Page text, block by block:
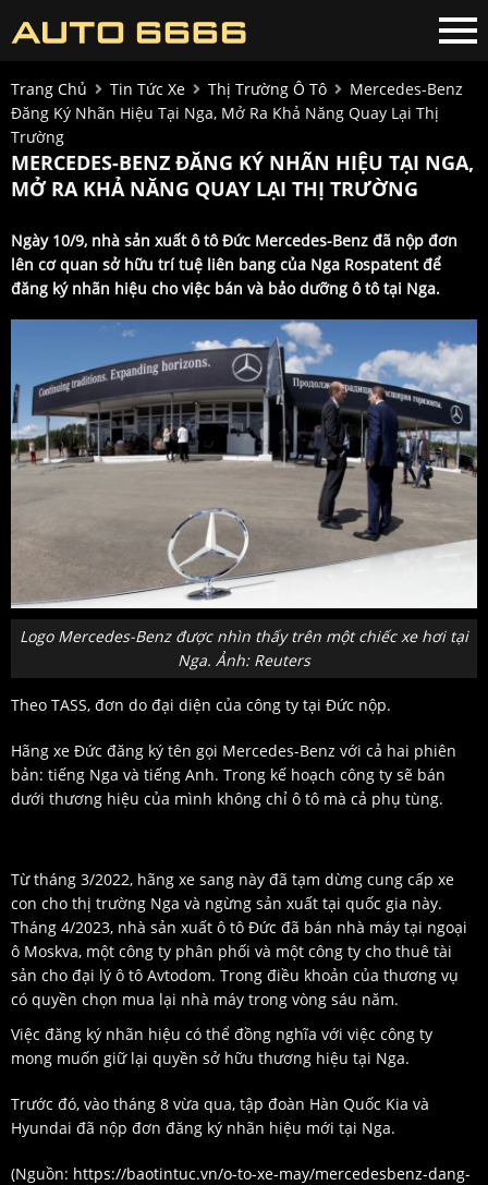
Trang Chủ Tin Tức Xe Thị Trường Ô Tô
Mercedes-Benz
Đăng Ký Nhãn Hiệu Tại Nga, Mở Ra Khả Năng Quay Lại Thị
Trường
MERCEDES-BENZ ĐĂNG KÝ NHÃN HIỆU TẠI NGA,
MỞ RA KHẢ NĂNG QUAY LẠI THỊ TRƯỜNG
Ngày 10/9, nhà sản xuất ô tô Đức Mercedes-Benz đã nộp đơn
lên cơ quan sở hữu trí tuệ liên bang của Nga Rospatent để
đăng ký nhãn hiệu cho việc bán và bảo dưỡng ô tô tại Nga.
Logo Mercedes-Benz được nhìn thấy trên một chiếc xe hơi tại
Nga. Ảnh: Reuters
Theo TASS, đơn do đại diện của công ty tại Đức nộp.
Hãng xe Đức đăng ký tên gọi Mercedes-Benz với cả hai phiên
bản: tiếng Nga và tiếng Anh. Trong kế hoạch công ty sẽ bán
dưới thương hiệu của mình không chỉ ô tô mà cả phụ tùng.
Từ tháng 3/2022, hãng xe sang này đã tạm dừng cung cấp xe
con cho thị trường Nga và ngừng sản xuất tại quốc gia này.
Tháng 4/2023, nhà sản xuất ô tô Đức đã bán nhà máy tại ngoại
ô Moskva, một công ty phân phối và một công ty cho thuê tài
sản cho đại lý ô tô Avtodom. Trong điều khoản của thương vụ
có quyền chọn mua lại nhà máy trong vòng sáu năm.
Việc đăng ký nhãn hiệu có thể đồng nghĩa với việc công ty
mong muốn giữ lại quyền sở hữu thương hiệu tại Nga.
Trước đó, vào tháng 8 vừa qua, tập đoàn Hàn Quốc Kia và
Hyundai đã nộp đơn đăng ký nhãn hiệu mới tại Nga.
(Nguồn: https://baotintuc.vn/o-to-xe-may/mercedesbenz-dang-